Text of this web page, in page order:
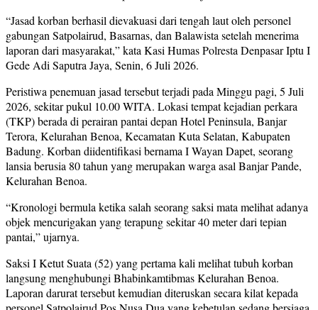
“Jasad korban berhasil dievakuasi dari tengah laut oleh personel
gabungan Satpolairud, Basarnas, dan Balawista setelah menerima
laporan dari masyarakat,” kata Kasi Humas Polresta Denpasar Iptu I
Gede Adi Saputra Jaya, Senin, 6 Juli 2026.
Peristiwa penemuan jasad tersebut terjadi pada Minggu pagi, 5 Juli
2026, sekitar pukul 10.00 WITA. Lokasi tempat kejadian perkara
(TKP) berada di perairan pantai depan Hotel Peninsula, Banjar
Terora, Kelurahan Benoa, Kecamatan Kuta Selatan, Kabupaten
Badung. Korban diidentifikasi bernama I Wayan Dapet, seorang
lansia berusia 80 tahun yang merupakan warga asal Banjar Pande,
Kelurahan Benoa.
“Kronologi bermula ketika salah seorang saksi mata melihat adanya
objek mencurigakan yang terapung sekitar 40 meter dari tepian
pantai,” ujarnya.
Saksi I Ketut Suata (52) yang pertama kali melihat tubuh korban
langsung menghubungi Bhabinkamtibmas Kelurahan Benoa.
Laporan darurat tersebut kemudian diteruskan secara kilat kepada